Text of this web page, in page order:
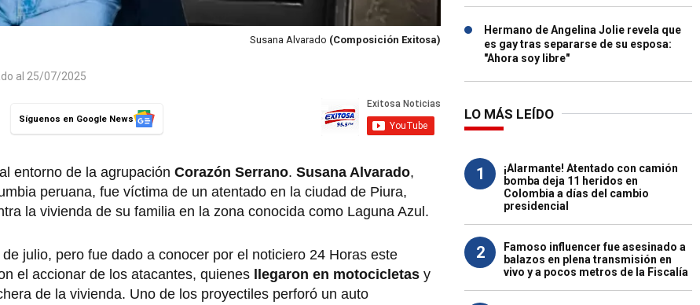
Susana Alvarado (Composición Exitosa)
al 25/07/2025
Síguenos en Google News
entorno de la agrupación Corazón Serrano. Susana Alvarado,
peruana, fue víctima de un atentado en la ciudad de Piura,
la vivienda de su familia en la zona conocida como Laguna Azul.
julio, pero fue dado a conocer por el noticiero 24 Horas este
el accionar de los atacantes, quienes
llegaron en motocicletas y
de la vivienda. Uno de los proyectiles perforó un auto
Hermano de Angelina Jolie revela que
es gay tras separarse de su esposa:
"Ahora soy libre"
LO MÁS LEÍDO
1
¡Alarmante! Atentado con camión
bomba deja 11 heridos en
Colombia a días del cambio
presidencial
2
Famoso influencer fue asesinado a
balazos en plena transmisión en
vivo y a pocos metros de la Fiscalía